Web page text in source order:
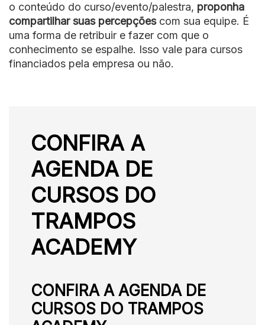
o conteúdo do curso/evento/palestra, proponha
compartilhar suas percepçõescom sua equipe. É
uma forma de retribuir e fazer com que o
conhecimento se espalhe. Isso vale para cursos
financiados pela empresa ou não.
CONFIRA A
AGENDA DE
CURSOS DO
TRAMPOS
ACADEMY
CONFIRA A AGENDA DE
CURSOS DO TRAMPOS